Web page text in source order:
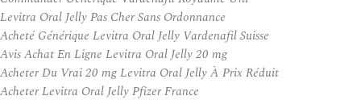
Levitra Oral Jelly Pas Cher Sans Ordonnance
Acheté Générique Levitra Oral Jelly Vardenafil Suisse
Avis Achat En Ligne Levitra Oral Jelly 20 mg
Acheter Du Vrai 20 mg Levitra Oral Jelly À Prix Réduit
Acheter Levitra Oral Jelly Pfizer France